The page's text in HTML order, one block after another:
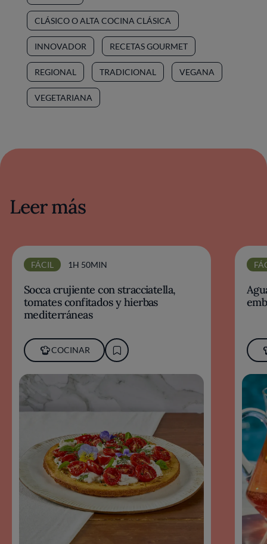
CLÁSICO O ALTA COCINA CLÁSICA
INNOVADOR RECETAS GOURMET
REGIONAL TRADICIONAL VEGANA
VEGETARIANA
Leer más
FÁCIL 1H 50MIN
Socca crujiente con stracciatella,
tomates confitados y hierbas
mediterráneas
COCINAR